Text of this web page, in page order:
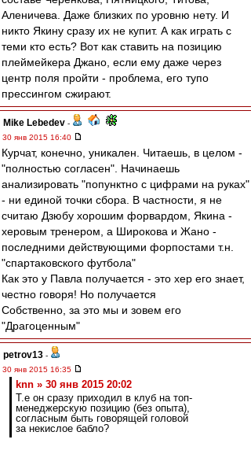
Аленичева. Даже близких по уровню нету. И
никто Якину сразу их не купит. А как играть с
теми кто есть? Вот как ставить на позицию
плеймейкера Джано, если ему даже через
центр поля пройти - проблема, его тупо
прессингом сжирают.
Mike Lebedev -
30 янв 2015 16:40
Курчат, конечно, уникален. Читаешь, в целом -
"полностью согласен". Начинаешь
анализировать "попунктно с цифрами на руках"
- ни единой точки сбора. В частности, я не
считаю Дзюбу хорошим форвардом, Якина -
херовым тренером, а Широкова и Жано -
последними действующими форпостами т.н.
"спартаковского футбола"
Как это у Павла получается - это хер его знает,
честно говоря! Но получается
Собственно, за это мы и зовем его
"Драгоценным"
petrov13 -
30 янв 2015 16:35
knn » 30 янв 2015 20:02
Т.е он сразу приходил в клуб на топ-
менеджерскую позицию (без опыта),
согласным быть говорящей головой
за некислое бабло?